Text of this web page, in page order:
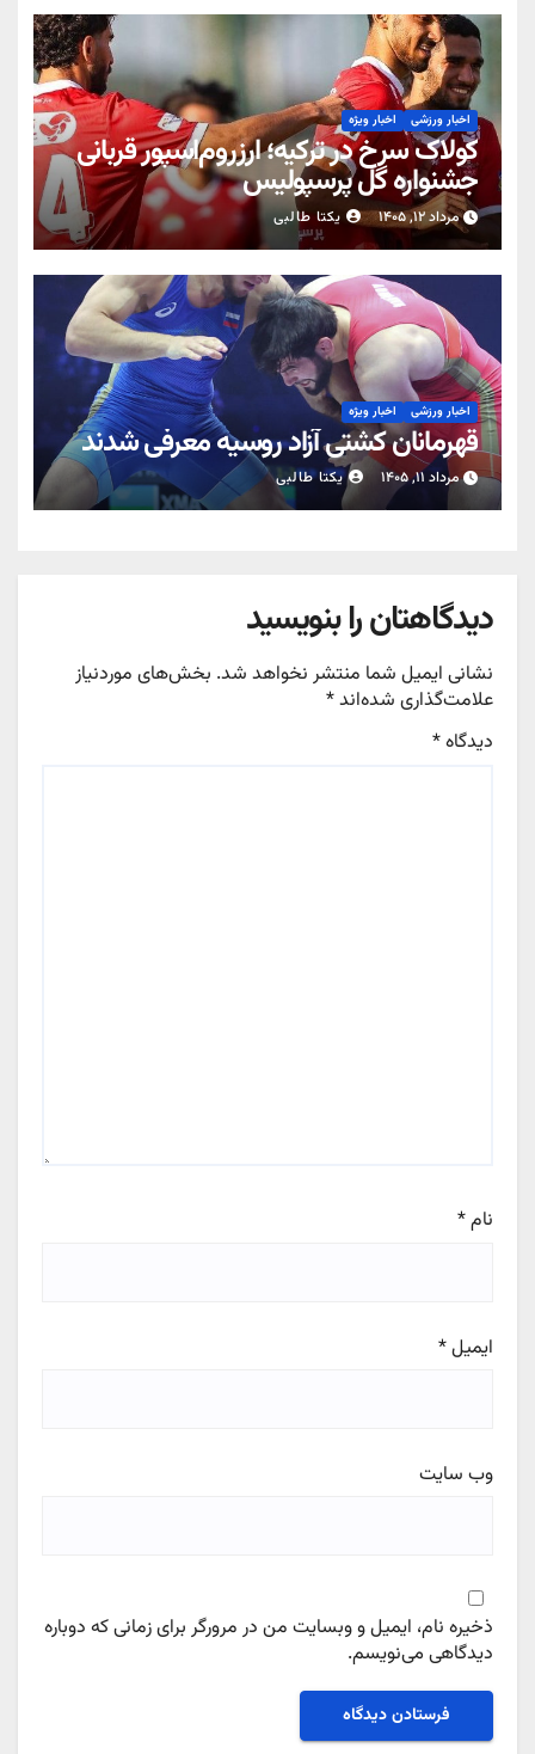
اخبار ورزشی اخبار ویژه
کولاک سرخ در ترکیه؛ ارزروم‌اسپور قربانی
جشنواره گل پرسپولیس
مرداد ۱۲, ۱۴۰۵ یکتا طالبی
اخبار ورزشی اخبار ویژه
قهرمانان کشتی آزاد روسیه معرفی شدند
مرداد ۱۱, ۱۴۰۵ یکتا طالبی
دیدگاهتان را بنویسید
نشانی ایمیل شما منتشر نخواهد شد. بخش‌های موردنیاز
علامت‌گذاری شده‌اند*
دیدگاه*
نام*
ایمیل*
وب‌ سایت
ذخیره نام، ایمیل و وبسایت من در مرورگر برای زمانی که دوباره
دیدگاهی می‌نویسم.